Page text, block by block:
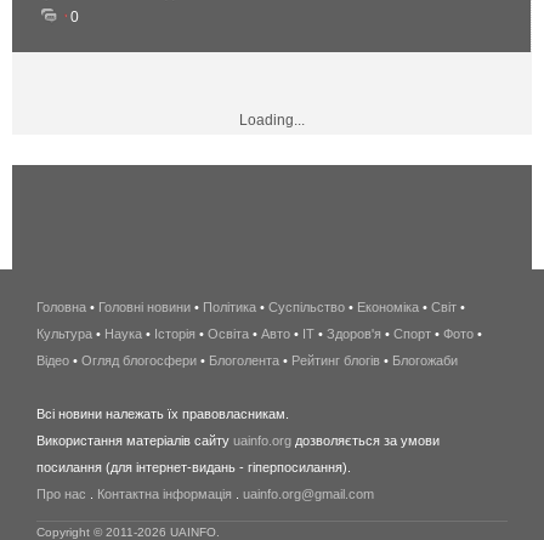
0
Loading...
беспроводной
интернет
киев
wimax
в
Головна • Головні новини • Політика • Суспільство • Економіка • Світ •
Культура • Наука • Історія • Освіта • Авто • IT • Здоров'я • Спорт • Фото •
Відео • Огляд блогосфери • Блоголента • Рейтинг блогів • Блогожаби
Всі новини належать їх правовласникам.
Використання матеріалів сайту uainfo.org дозволяється за умови
посилання (для інтернет-видань - гіперпосилання).
Про нас
Контактна інформація uainfo.org@gmail.com
Copyright © 2011-2026 UAINFO.